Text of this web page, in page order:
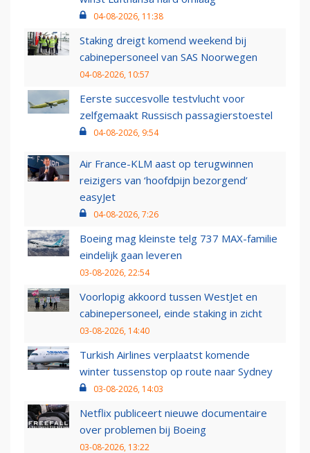
04-08-2026, 11:38
Staking dreigt komend weekend bij
cabinepersoneel van SAS Noorwegen
04-08-2026, 10:57
Eerste succesvolle testvlucht voor
zelfgemaakt Russisch passagierstoestel
04-08-2026, 9:54
Air France-KLM aast op terugwinnen
reizigers van ‘hoofdpijn bezorgend’
easyJet
04-08-2026, 7:26
Boeing mag kleinste telg 737 MAX-familie
eindelijk gaan leveren
03-08-2026, 22:54
Voorlopig akkoord tussen WestJet en
cabinepersoneel, einde staking in zicht
03-08-2026, 14:40
Turkish Airlines verplaatst komende
winter tussenstop op route naar Sydney
03-08-2026, 14:03
Netflix publiceert nieuwe documentaire
over problemen bij Boeing
03-08-2026, 13:22